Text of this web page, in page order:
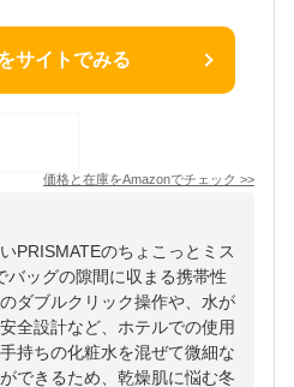
サイトでみる
価格と在庫をAmazonでチェック >>
PRISMATEのちょこっとミス
バッグの隙間に収まる携帯性
ダブルクリック操作や、水が
全設計など、ホテルでの使用
持ちの化粧水を混ぜて微細な
できるため、乾燥肌に悩む冬